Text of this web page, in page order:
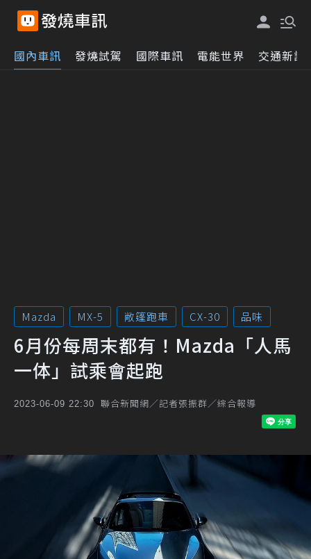
國內車訊 發燒試駕 國際車訊 電能世界 交通新訊
Mazda MX-5 敞篷跑車 CX-30 品味
6月份每周末都有！Mazda「人馬
一体」試乘會起跑
2023-06-09 22:30 聯合新聞網／記者張振群／綜合報導